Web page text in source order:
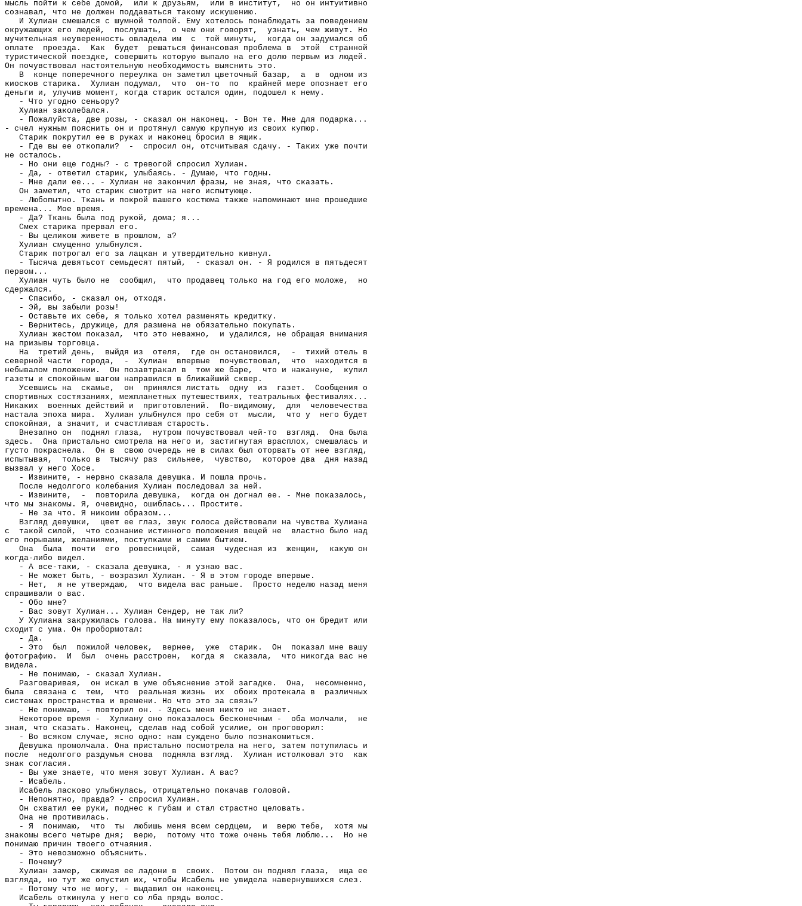
мысль пойти к себе домой,
или к друзьям, или в институт,
но он интуитивно
сознавал, что не должен поддаваться такому искушению.
И Хулиан смешался с шумной толпой. Ему хотелось понаблюдать за поведением
окружающих его людей,
послушать, о чем они говорят,
узнать, чем живут. Но
мучительная неуверенность овладела им
с той минуты,
когда он задумался об
оплате
проезда. Как будет решаться финансовая проблема в этой
странной
туристической поездке, совершить которую выпало на его долю первым из людей.
Он почувствовал настоятельную необходимость выяснить это.
В
конце поперечного переулка он заметил цветочный базар, а в
одном из
киосков старика.
Хулиан подумал, что он-то по
крайней мере опознает его
деньги и, улучив момент, когда старик остался один, подошел к нему.
- Что угодно сеньору?
Хулиан заколебался.
- Пожалуйста, две розы, - сказал он наконец. - Вон те. Мне для подарка...
- счел нужным пояснить он и протянул самую крупную из своих купюр.
Старик покрутил ее в руках и наконец бросил в ящик.
- Где вы ее откопали?
-
спросил он, отсчитывая сдачу. - Таких уже почти
не осталось.
- Но они еще годны? - с тревогой спросил Хулиан.
- Да, - ответил старик, улыбаясь. - Думаю, что годны.
- Мне дали ее... - Хулиан не закончил фразы, не зная, что сказать.
Он заметил, что старик смотрит на него испытующе.
- Любопытно. Ткань и покрой вашего костюма также напоминают мне прошедшие
времена... Мое время.
- Да? Ткань была под рукой, дома; я...
Смех старика прервал его.
- Вы целиком живете в прошлом, а?
Хулиан смущенно улыбнулся.
Старик потрогал его за лацкан и утвердительно кивнул.
- Тысяча девятьсот семьдесят пятый,
- сказал он. - Я родился в пятьдесят
первом...
Хулиан чуть было не
сообщил, что продавец только на год его моложе,
но
сдержался.
- Спасибо, - сказал он, отходя.
- Эй, вы забыли розы!
- Оставьте их себе, я только хотел разменять кредитку.
- Вернитесь, дружище, для размена не обязательно покупать.
Хулиан жестом показал,
что это неважно,
и удалился, не обращая внимания
на призывы торговца.
На
третий день, выйдя из отеля, где он остановился, -
тихий отель в
северной части
города, - Хулиан впервые почувствовал, что
находится в
небывалом положении.
Он позавтракал в том же баре, что и накануне,
купил
газеты и спокойным шагом направился в ближайший сквер.
Усевшись на
скамье, он принялся листать одну из газет.
Сообщения о
спортивных состязаниях, межпланетных путешествиях, театральных фестивалях...
Никаких
военных действий и приготовлений. По-видимому, для
человечества
настала эпоха мира.
Хулиан улыбнулся про себя от мысли, что у
него будет
спокойная, а значит, и счастливая старость.
Внезапно он
поднял глаза, нутром почувствовал чей-то взгляд.
Она была
здесь.
Она пристально смотрела на него и, застигнутая врасплох, смешалась и
густо покраснела.
Он в
свою очередь не в силах был оторвать от нее взгляд,
испытывая,
только в тысячу раз сильнее, чувство, которое два
дня назад
вызвал у него Хосе.
- Извините, - нервно сказала девушка. И пошла прочь.
После недолгого колебания Хулиан последовал за ней.
- Извините,
- повторила девушка,
когда он догнал ее. - Мне показалось,
что мы знакомы. Я, очевидно, ошиблась... Простите.
- Не за что. Я никоим образом...
Взгляд девушки,
цвет ее глаз, звук голоса действовали на чувства Хулиана
с
такой силой, что сознание истинного положения вещей не
властно было над
его порывами, желаниями, поступками и самим бытием.
Она
была почти его ровесницей, самая чудесная из женщин,
какую он
когда-либо видел.
- А все-таки, - сказала девушка, - я узнаю вас.
- Не может быть, - возразил Хулиан. - Я в этом городе впервые.
- Нет,
я не утверждаю, что видела вас раньше.
Просто неделю назад меня
спрашивали о вас.
- Обо мне?
- Вас зовут Хулиан... Хулиан Сендер, не так ли?
У Хулиана закружилась голова. На минуту ему показалось, что он бредит или
сходит с ума. Он пробормотал:
- Да.
- Это
был пожилой человек, вернее, уже старик. Он
показал мне вашу
фотографию.
И был очень расстроен, когда я сказала,
что никогда вас не
видела.
- Не понимаю, - сказал Хулиан.
Разговаривая,
он искал в уме объяснение этой загадке. Она,
несомненно,
была
связана с тем, что реальная жизнь их обоих протекала в
различных
системах пространства и времени. Но что это за связь?
- Не понимаю, - повторил он. - Здесь меня никто не знает.
Некоторое время -
Хулиану оно показалось бесконечным - оба молчали,
не
зная, что сказать. Наконец, сделав над собой усилие, он проговорил:
- Во всяком случае, ясно одно: нам суждено было познакомиться.
Девушка промолчала. Она пристально посмотрела на него, затем потупилась и
после
недолгого раздумья снова подняла взгляд. Хулиан истолковал это
как
знак согласия.
- Вы уже знаете, что меня зовут Хулиан. А вас?
- Исабель.
Исабель ласково улыбнулась, отрицательно покачав головой.
- Непонятно, правда? - спросил Хулиан.
Он схватил ее руки, поднес к губам и стал страстно целовать.
Она не противилась.
- Я
понимаю, что ты любишь меня всем сердцем, и верю тебе,
хотя мы
знакомы всего четыре дня;
верю, потому что тоже очень тебя люблю...
Но не
понимаю причин твоего отчаяния.
- Это невозможно объяснить.
- Почему?
Хулиан замер,
сжимая ее ладони в своих. Потом он поднял глаза,
ища ее
взгляда, но тут же опустил их, чтобы Исабель не увидела навернувшихся слез.
- Потому что не могу, - выдавил он наконец.
Исабель откинула у него со лба прядь волос.